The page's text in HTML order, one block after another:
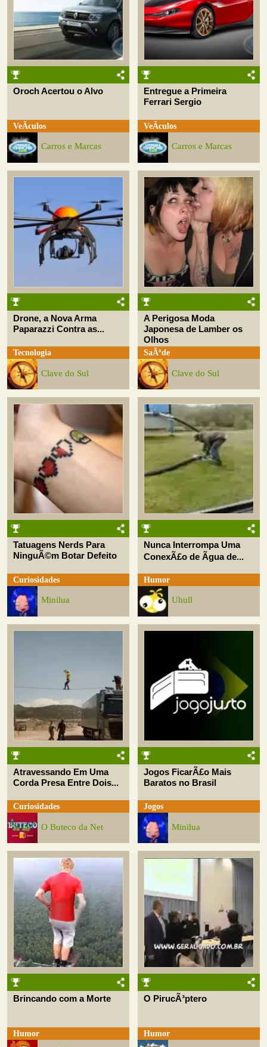
Oroch Acertou o Alvo
VeÃ­culos
Carros e Marcas
Entregue a Primeira
Ferrari Sergio
VeÃ­culos
Carros e Marcas
Drone, a Nova Arma
Paparazzi Contra as...
Tecnologia
Clave do Sul
A Perigosa Moda
Japonesa de Lamber os
Olhos
SaÃºde
Clave do Sul
Tatuagens Nerds Para
NinguÃ©m Botar Defeito
Curiosidades
Minilua
Nunca Interrompa Uma
ConexÃ£o de Ãgua de...
Humor
Uhull
Atravessando Em Uma
Corda Presa Entre Dois...
Curiosidades
O Buteco da Net
Jogos FicarÃ£o Mais
Baratos no Brasil
Jogos
Minilua
Brincando com a Morte
Humor
O PirucÃ³ptero
Humor